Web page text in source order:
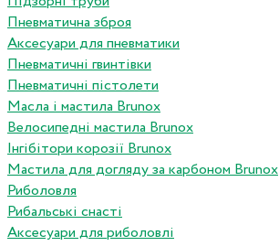
Пневматична зброя
Аксесуари для пневматики
Пневматичні гвинтівки
Пневматичні пістолети
Масла і мастила Brunox
Велосипедні мастила Brunox
Інгібітори корозії Brunox
Мастила для догляду за карбоном Brunox
Риболовля
Рибальські снасті
Аксесуари для риболовлі